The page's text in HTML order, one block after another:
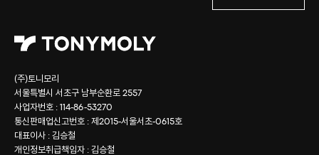
(주)토니모리
서울특별시 서초구 남부순환로 2557
사업자번호 : 114-86-53270
통신판매업신고번호 : 제2015-서울서초-0615호
대표이사 : 김승철
개인정보취급책임자 : 김승철